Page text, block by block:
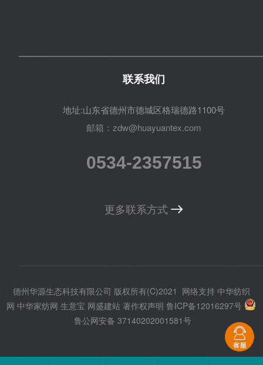
联系我们
地址:山东省德州市德城区格瑞德路1100号
邮箱：zdw@huayuantex.com
0534-2357515
更多联系方式
德州华源生态科技有限公司 版权所有(C)2021 网络支持 中华纺织
网 中华家纺网 生意宝 网盛建站 著作权声明 鲁ICP备12016297号
鲁公网安备 37140202001581号